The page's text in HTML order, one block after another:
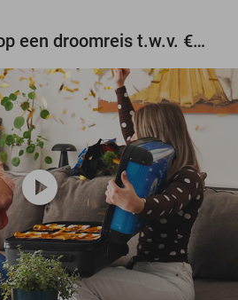
Maak gratis kans op een droomreis t.w.v. €3.000!
play_circle